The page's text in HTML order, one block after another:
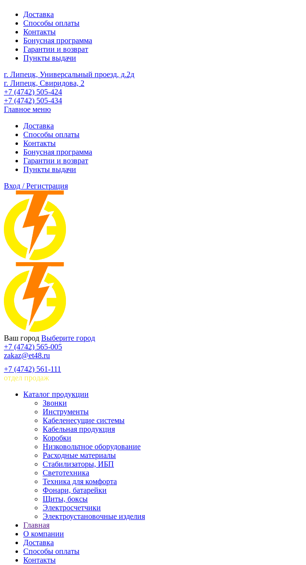
Доставка
Способы оплаты
Контакты
Бонусная программа
Гарантии и возврат
Пункты выдачи
г. Липецк, Универсальный проезд, д.2д
г. Липецк, Свиридова, 2
+7 (4742) 505-424
+7 (4742) 505-434
Главное меню
Доставка
Способы оплаты
Контакты
Бонусная программа
Гарантии и возврат
Пункты выдачи
Вход / Регистрация
Ваш город Выберите город
+7 (4742) 565-005
zakaz@et48.ru
+7 (4742) 561-111
отдел продаж
Каталог продукции
Звонки
Инструменты
Кабеленесущие системы
Кабельная продукция
Коробки
Низковольтное оборудование
Расходные материалы
Стабилизаторы, ИБП
Светотехника
Техника для комфорта
Фонари, батарейки
Щиты, боксы
Электросчетчики
Электроустановочные изделия
Главная
О компании
Доставка
Способы оплаты
Контакты